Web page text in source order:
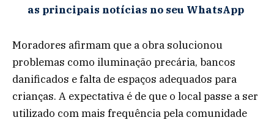
as principais notícias no seu WhatsApp
Moradores afirmam que a obra solucionou
problemas como iluminação precária, bancos
danificados e falta de espaços adequados para
crianças. A expectativa é de que o local passe a ser
utilizado com mais frequência pela comunidade